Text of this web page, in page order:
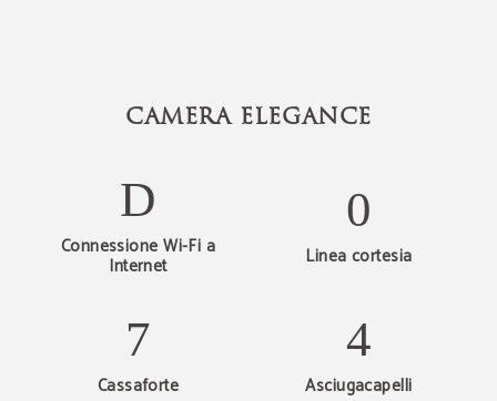
CAMERA ELEGANCE
Connessione Wi-Fi a
Internet Linea cortesia
Cassaforte Asciugacapelli
Ferrara